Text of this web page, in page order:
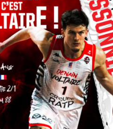
MATTHIEU C’EST VOLTAIRE !
actualités pro b